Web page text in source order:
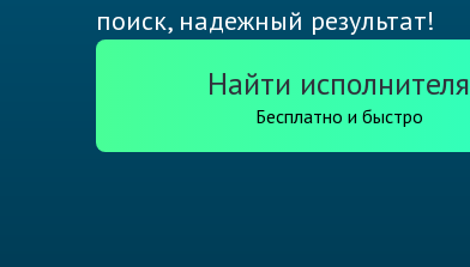
поиск, надежный результат!
Найти исполнителя
Бесплатно и быстро